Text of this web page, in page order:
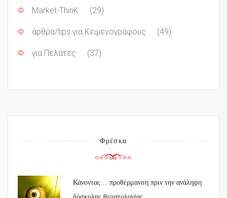
Market-ThinK (29)
άρθρα/tips για Κειμενογράφους (49)
για Πελάτες (37)
Φρέσκα
Κάνοντας… προθέρμανση πριν την ανάληψη